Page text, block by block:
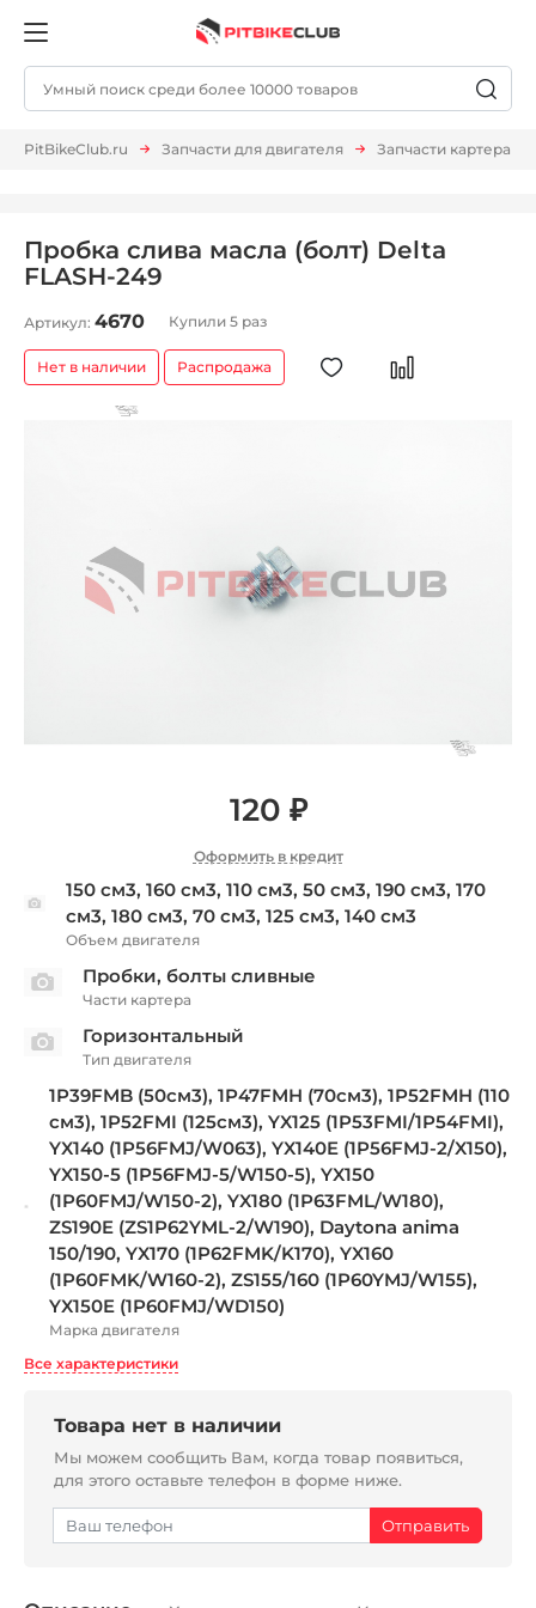
PitBikeClub.ru Запчасти для двигателя Запчасти картера
Пробка слива масла (болт) Delta
FLASH-249
Артикул: 4670 Купили 5 раз
Нет в наличии Распродажа
120 ₽
Оформить в кредит
150 см3, 160 см3, 110 см3, 50 см3, 190 см3, 170
см3, 180 см3, 70 см3, 125 см3, 140 см3
Объем двигателя
Пробки, болты сливные
Части картера
Горизонтальный
Тип двигателя
1P39FMB (50см3), 1P47FMH (70см3), 1P52FMH (110
см3), 1P52FMI (125см3), YX125 (1P53FMI/1P54FMI),
YX140 (1P56FMJ/W063), YX140E (1P56FMJ-2/X150),
YX150-5 (1P56FMJ-5/W150-5), YX150
(1P60FMJ/W150-2), YX180 (1P63FML/W180),
ZS190E (ZS1P62YML-2/W190), Daytona anima
150/190, YX170 (1P62FMK/K170), YX160
(1P60FMK/W160-2), ZS155/160 (1P60YMJ/W155),
YX150E (1P60FMJ/WD150)
Марка двигателя
Все характеристики
Товара нет в наличии
Мы можем сообщить Вам, когда товар появиться,
для этого оставьте телефон в форме ниже.